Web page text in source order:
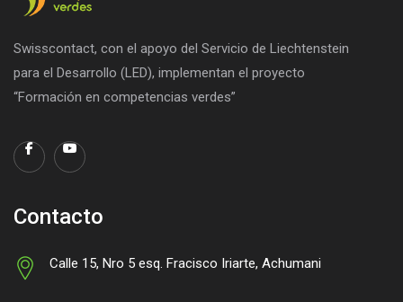
Swisscontact, con el apoyo del Servicio de Liechtenstein
para el Desarrollo (LED), implementan el proyecto
“Formación en competencias verdes”
Contacto
Calle 15, Nro 5 esq. Fracisco Iriarte, Achumani